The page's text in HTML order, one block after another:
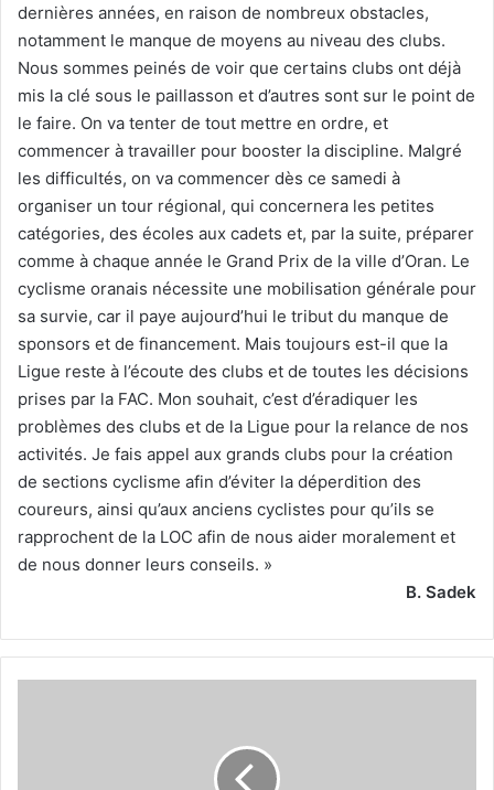
dernières années, en raison de nombreux obstacles,
notamment le manque de moyens au niveau des clubs.
Nous sommes peinés de voir que certains clubs ont déjà
mis la clé sous le paillasson et d’autres sont sur le point de
le faire. On va tenter de tout mettre en ordre, et
commencer à travailler pour booster la discipline. Malgré
les difficultés, on va commencer dès ce samedi à
organiser un tour régional, qui concernera les petites
catégories, des écoles aux cadets et, par la suite, préparer
comme à chaque année le Grand Prix de la ville d’Oran. Le
cyclisme oranais nécessite une mobilisation générale pour
sa survie, car il paye aujourd’hui le tribut du manque de
sponsors et de financement. Mais toujours est-il que la
Ligue reste à l’écoute des clubs et de toutes les décisions
prises par la FAC. Mon souhait, c’est d’éradiquer les
problèmes des clubs et de la Ligue pour la relance de nos
activités. Je fais appel aux grands clubs pour la création
de sections cyclisme afin d’éviter la déperdition des
coureurs, ainsi qu’aux anciens cyclistes pour qu’ils se
rapprochent de la LOC afin de nous aider moralement et
de nous donner leurs conseils. »
B. Sadek